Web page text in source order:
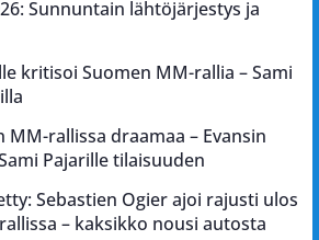
Sunnuntain lähtöjärjestys ja
kritisoi Suomen MM-rallia – Sami
MM-rallissa draamaa – Evansin
Pajarille tilaisuuden
Sebastien Ogier ajoi rajusti ulos
– kaksikko nousi autosta